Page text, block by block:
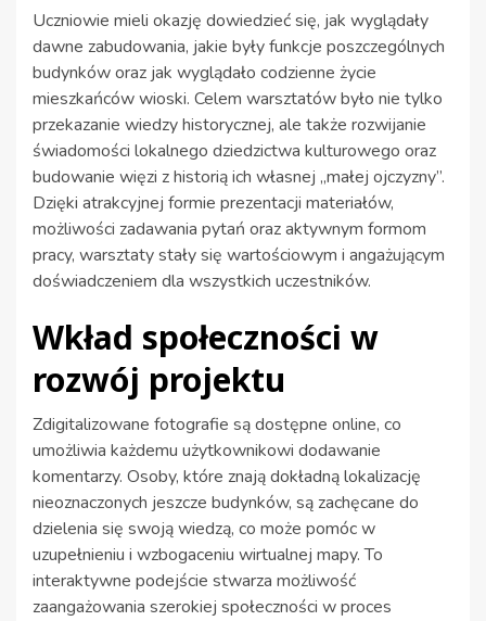
Uczniowie mieli okazję dowiedzieć się, jak wyglądały
dawne zabudowania, jakie były funkcje poszczególnych
budynków oraz jak wyglądało codzienne życie
mieszkańców wioski. Celem warsztatów było nie tylko
przekazanie wiedzy historycznej, ale także rozwijanie
świadomości lokalnego dziedzictwa kulturowego oraz
budowanie więzi z historią ich własnej „małej ojczyzny”.
Dzięki atrakcyjnej formie prezentacji materiałów,
możliwości zadawania pytań oraz aktywnym formom
pracy, warsztaty stały się wartościowym i angażującym
doświadczeniem dla wszystkich uczestników.
Wkład społeczności w
rozwój projektu
Zdigitalizowane fotografie są dostępne online, co
umożliwia każdemu użytkownikowi dodawanie
komentarzy. Osoby, które znają dokładną lokalizację
nieoznaczonych jeszcze budynków, są zachęcane do
dzielenia się swoją wiedzą, co może pomóc w
uzupełnieniu i wzbogaceniu wirtualnej mapy. To
interaktywne podejście stwarza możliwość
zaangażowania szerokiej społeczności w proces